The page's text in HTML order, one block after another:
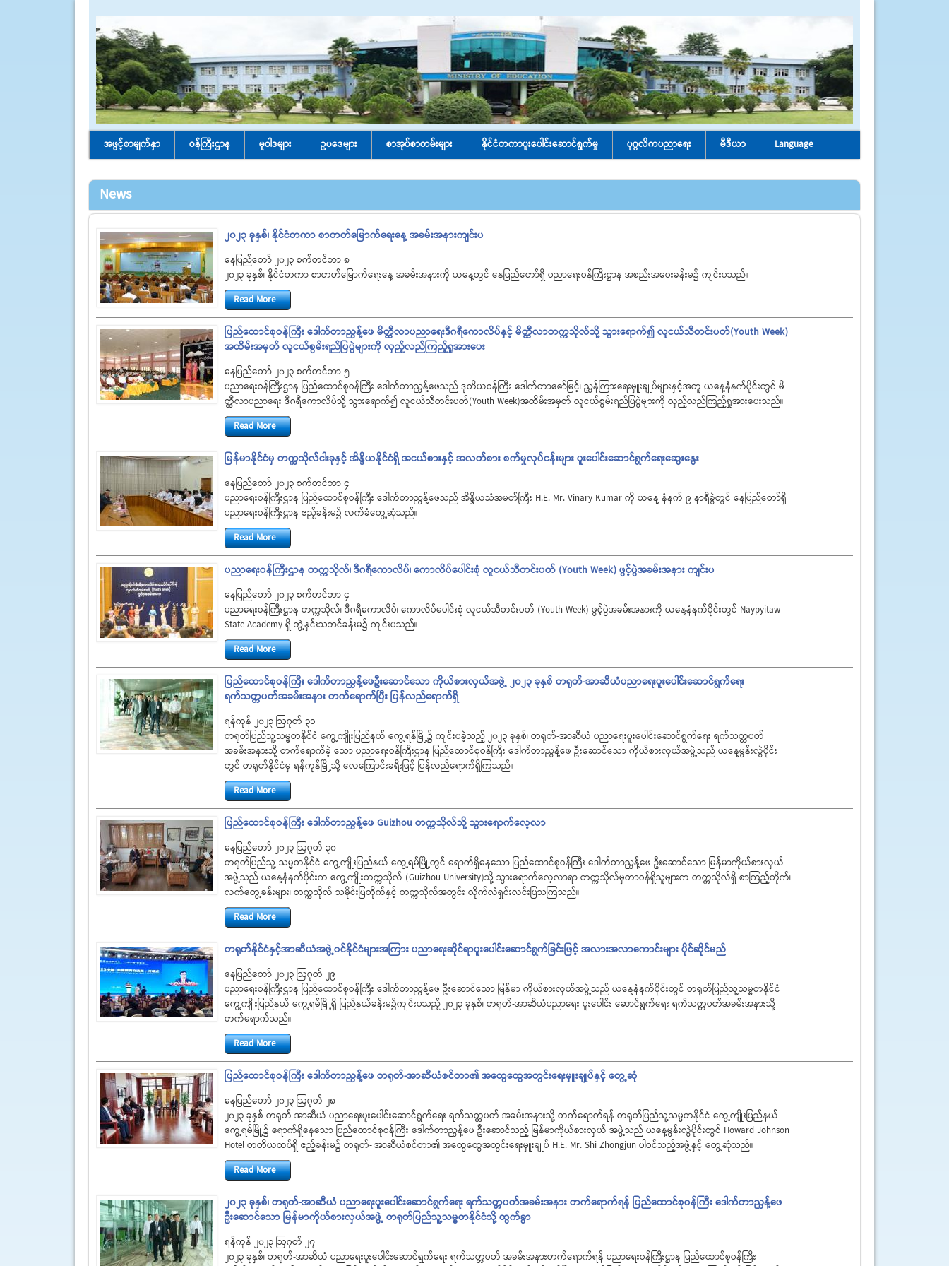
အဖွင့်စာမျက်နှာ ဝန်ကြီးဌာန မူဝါဒများ ဥပဒေများ စာအုပ်စာတမ်းများ နိုင်ငံတကာပူးပေါင်း‌ဆောင်ရွက်မှု ပုဂ္ဂလိကပညာရေး မီဒီယာ Language
News
၂၀၂၃ ခုနှစ်၊ နိုင်ငံတကာ စာတတ်မြောက်ရေးနေ့ အခမ်းအနားကျင်းပ
နေပြည်တော် ၂၀၂၃ စက်တင်ဘာ ၈
၂၀၂၃ ခုနှစ်၊ နိုင်ငံတကာ စာတတ်မြောက်ရေးနေ့ အခမ်းအနားကို ယနေ့တွင် နေပြည်တော်ရှိ ပညာရေးဝန်ကြီးဌာန အစည်းအဝေးခန်းမ၌ ကျင်းပသည်။
Read More
ပြည်ထောင်စုဝန်ကြီး ဒေါက်တာညွန့်ဖေ မိတ္ထီလာပညာရေးဒီဂရီကောလိပ်နှင့် မိတ္ထီလာတက္ကသိုလ်သို့ သွားရောက်၍ လူငယ်သီတင်းပတ်(Youth Week)
အထိမ်းအမှတ် လူငယ်စွမ်းရည်ပြပွဲများကို လှည့်လည်ကြည့်ရှုအားပေး
နေပြည်တော် ၂၀၂၃ စက်တင်ဘာ ၅
ပညာရေးဝန်ကြီးဌာန ပြည်ထောင်စုဝန်ကြီး ဒေါက်တာညွန့်ဖေသည် ဒုတိယဝန်ကြီး ဒေါက်တာဇော်မြင့်၊ ညွှန်ကြားရေးမှူးချုပ်များနှင့်အတူ ယနေ့နံနက်ပိုင်းတွင် မိ
တ္ထီလာပညာရေး ဒီဂရီကောလိပ်သို့ သွားရောက်၍ လူငယ်သီတင်းပတ်(Youth Week)အထိမ်းအမှတ် လူငယ်စွမ်းရည်ပြပွဲများကို လှည့်လည်ကြည့်ရှုအားပေးသည်။
Read More
မြန်မာနိုင်ငံမှ တက္ကသိုလ်ငါးခုနှင့် အိန္ဒိယနိုင်ငံရှိ အငယ်စားနှင့် အလတ်စား စက်မှုလုပ်ငန်းများ ပူးပေါင်းဆောင်ရွက်ရေးဆွေးနွေး
နေပြည်တော် ၂၀၂၃ စက်တင်ဘာ ၄
ပညာရေးဝန်ကြီးဌာန ပြည်ထောင်စုဝန်ကြီး ဒေါက်တာညွန့်ဖေသည် အိန္ဒိယသံအမတ်ကြီး H.E. Mr. Vinary Kumar ကို ယနေ့ နံနက် ၉ နာရီခွဲတွင် နေပြည်တော်ရှိ
ပညာရေးဝန်ကြီးဌာန ဧည့်ခန်းမ၌ လက်ခံတွေ့ဆုံသည်။
Read More
ပညာရေးဝန်ကြီးဌာန တက္ကသိုလ်၊ ဒီဂရီကောလိပ်၊ ကောလိပ်ပေါင်းစုံ လူငယ်သီတင်းပတ် (Youth Week) ဖွင့်ပွဲအခမ်းအနား ကျင်းပ
နေပြည်တော် ၂၀၂၃ စက်တင်ဘာ ၄
ပညာရေးဝန်ကြီးဌာန တက္ကသိုလ်၊ ဒီဂရီကောလိပ်၊ ကောလိပ်ပေါင်းစုံ လူငယ်သီတင်းပတ် (Youth Week) ဖွင့်ပွဲအခမ်းအနားကို ယနေ့နံနက်ပိုင်းတွင် Naypyitaw
State Academy ရှိ ဘွဲ့နှင်းသဘင်ခန်းမ၌ ကျင်းပသည်။
Read More
ပြည်ထောင်စုဝန်ကြီး ဒေါက်တာညွန့်ဖေဦးဆောင်သော ကိုယ်စားလှယ်အဖွဲ့ ၂၀၂၃ ခုနှစ် တရုတ်-အာဆီယံပညာရေးပူးပေါင်းဆောင်ရွက်ရေး
ရက်သတ္တပတ်အခမ်းအနား တက်ရောက်ပြီး ပြန်လည်ရောက်ရှိ
ရန်ကုန် ၂၀၂၃ ဩဂုတ် ၃၁
တရုတ်ပြည်သူ့သမ္မတနိုင်ငံ ကွေ့ကျိုးပြည်နယ် ကွေ့ရန်မြို့၌ ကျင်းပခဲ့သည့် ၂၀၂၃ ခုနှစ်၊ တရုတ်-အာဆီယံ ပညာရေးပူးပေါင်းဆောင်ရွက်ရေး ရက်သတ္တပတ်
အခမ်းအနားသို့ တက်ရောက်ခဲ့ သော ပညာရေးဝန်ကြီးဌာန ပြည်ထောင်စုဝန်ကြီး ဒေါက်တာညွန့်ဖေ ဦးဆောင်သော ကိုယ်စားလှယ်အဖွဲ့သည် ယနေ့မွန်းလွဲပိုင်း
တွင် တရုတ်နိုင်ငံမှ ရန်ကုန်မြို့သို့ လေကြောင်းခရီးဖြင့် ပြန်လည်ရောက်ရှိကြသည်။
Read More
ပြည်ထောင်စုဝန်ကြီး ဒေါက်တာညွန့်ဖေ Guizhou တက္ကသိုလ်သို့ သွားရောက်လေ့လာ
နေပြည်တော် ၂၀၂၃ ဩဂုတ် ၃၀
တရုတ်ပြည်သူ့ သမ္မတနိုင်ငံ ကွေ့ကျိုးပြည်နယ် ကွေ့ရမ်မြို့တွင် ရောက်ရှိနေသော ပြည်ထောင်စုဝန်ကြီး ဒေါက်တာညွန့်ဖေ ဦးဆောင်သော မြန်မာကိုယ်စားလှယ်
အဖွဲ့သည် ယနေ့နံနက်ပိုင်းက ကွေ့ကျိုးတက္ကသိုလ် (Guizhou University)သို့ သွားရောက်လေ့လာရာ တက္ကသိုလ်မှတာဝန်ရှိသူများက တက္ကသိုလ်ရှိ စာကြည့်တိုက်၊
လက်တွေ့ခန်းများ၊ တက္ကသိုလ် သမိုင်းပြတိုက်နှင့် တက္ကသိုလ်အတွင်း လိုက်လံရှင်းလင်းပြသကြသည်။
Read More
တရုတ်နိုင်ငံနှင့်အာဆီယံအဖွဲ့ဝင်နိုင်ငံများအကြား ပညာရေးဆိုင်ရာပူးပေါင်းဆောင်ရွက်ခြင်းဖြင့် အလားအလာကောင်းများ ပိုင်ဆိုင်မည်
နေပြည်တော် ၂၀၂၃ ဩဂုတ် ၂၉
ပညာရေးဝန်ကြီးဌာန ပြည်ထောင်စုဝန်ကြီး ဒေါက်တာညွန့်ဖေ ဦးဆောင်သော မြန်မာ ကိုယ်စားလှယ်အဖွဲ့သည် ယနေ့နံနက်ပိုင်းတွင် တရုတ်ပြည်သူ့သမ္မတနိုင်ငံ
ကွေ့ကျိုးပြည်နယ် ကွေ့ရမ်မြို့ရှိ ပြည်နယ်ခန်းမ၌ကျင်းပသည့် ၂၀၂၃ ခုနှစ်၊ တရုတ်-အာဆီယံပညာရေး ပူးပေါင်း ဆောင်ရွက်ရေး ရက်သတ္တပတ်အခမ်းအနားသို့
တက်ရောက်သည်။
Read More
ပြည်ထောင်စုဝန်ကြီး ဒေါက်တာညွန့်ဖေ တရုတ်-အာဆီယံစင်တာ၏ အထွေထွေအတွင်းရေးမှူးချုပ်နှင့် တွေ့ဆုံ
နေပြည်တော် ၂၀၂၃ ဩဂုတ် ၂၈
၂၀၂၃ ခုနှစ် တရုတ်-အာဆီယံ ပညာရေးပူးပေါင်းဆောင်ရွက်ရေး ရက်သတ္တပတ် အခမ်းအနားသို့ တက်ရောက်ရန် တရုတ်ပြည်သူ့သမ္မတနိုင်ငံ ကွေ့ကျိုးပြည်နယ်
ကွေ့ရမ်မြို့၌ ရောက်ရှိနေသော ပြည်ထောင်စုဝန်ကြီး ဒေါက်တာညွန့်ဖေ ဦးဆောင်သည့် မြန်မာကိုယ်စားလှယ် အဖွဲ့သည် ယနေ့မွန်းလွဲပိုင်းတွင် Howard Johnson
Hotel တတိယထပ်ရှိ ဧည့်ခန်းမ၌ တရုတ်- အာဆီယံစင်တာ၏ အထွေထွေအတွင်းရေးမှူးချုပ် H.E. Mr. Shi Zhongjun ပါဝင်သည့်အဖွဲ့နှင့် တွေ့ဆုံသည်။
Read More
၂၀၂၃ ခုနှစ်၊ တရုတ်-အာဆီယံ ပညာရေးပူးပေါင်းဆောင်ရွက်ရေး ရက်သတ္တပတ်အခမ်းအနား တက်ရောက်ရန် ပြည်ထောင်စုဝန်ကြီး ဒေါက်တာညွန့်ဖေ
ဦးဆောင်သော မြန်မာကိုယ်စားလှယ်အဖွဲ့ တရုတ်ပြည်သူ့သမ္မတနိုင်ငံသို့ ထွက်ခွာ
ရန်ကုန် ၂၀၂၃ ဩဂုတ် ၂၇
၂၀၂၃ ခုနှစ်၊ တရုတ်-အာဆီယံ ပညာရေးပူးပေါင်းဆောင်ရွက်ရေး ရက်သတ္တပတ် အခမ်းအနားတက်ရောက်ရန် ပညာရေးဝန်ကြီးဌာန ပြည်ထောင်စုဝန်ကြီး